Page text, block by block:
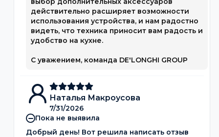
действительно расширяет возможности
использования устройства, и нам радостно
видеть, что техника приносит вам радость и
удобство на кухне.
С уважением, команда DE'LONGHI GROUP
Наталья Макроусова
7/31/2026
Пока не выявила
Добрый день! Вот решила написать отзыв